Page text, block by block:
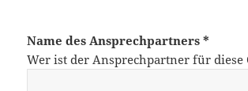
Name des Ansprechpartners *
Wer ist der Ansprechpartner für diese